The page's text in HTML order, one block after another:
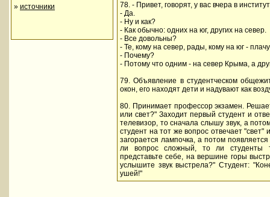
» источники
78. - Привет, говорят, у вас вчера в
- Да.
- Ну и как?
- Как обычно: одних на юг, других на север.
- Все довольны?
- Те, кому на север, рады, кому на юг -
- Почему?
- Потому что одним - на север Крыма, а
79. Объявление в студентческом
окон, его находят дети и надувают как
80. Принимает профессор экзамен.
или свет?" Заходит первый студент и
телевизор, то сначала слышу звук, а
студент на тот же вопрос отвечает
загорается лампочка, а потом
ли вопрос сложный, то ли студенты
представьте себе, на вершине горы
услышите звук выстрела?" Студент:
ушей!"